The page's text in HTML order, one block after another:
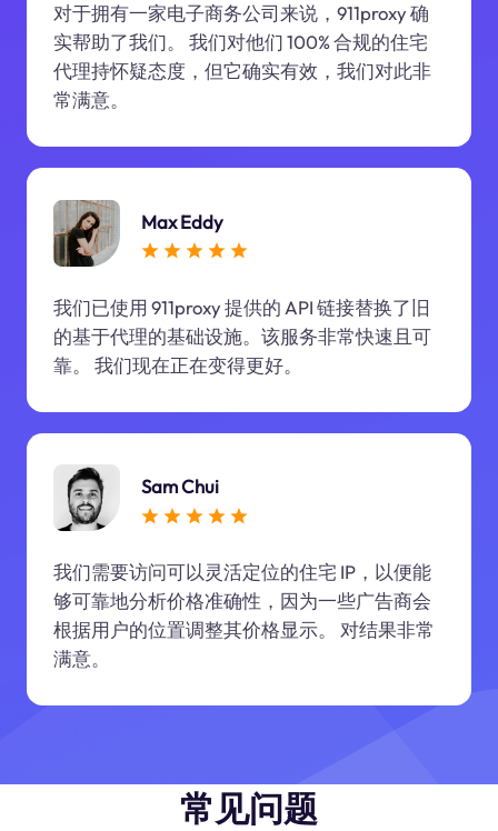
对于拥有一家电子商务公司来说，911proxy 确
实帮助了我们。 我们对他们 100% 合规的住宅
代理持怀疑态度，但它确实有效，我们对此非
常满意。
Max Eddy
我们已使用 911proxy 提供的 API 链接替换了旧
的基于代理的基础设施。该服务非常快速且可
靠。 我们现在正在变得更好。
Sam Chui
我们需要访问可以灵活定位的住宅 IP，以便能
够可靠地分析价格准确性，因为一些广告商会
根据用户的位置调整其价格显示。 对结果非常
满意。
常见问题